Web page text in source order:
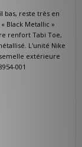
bas, reste très en
Black Metallic »
renfort Tabi Toe,
L'unité Nike
extérieure
001